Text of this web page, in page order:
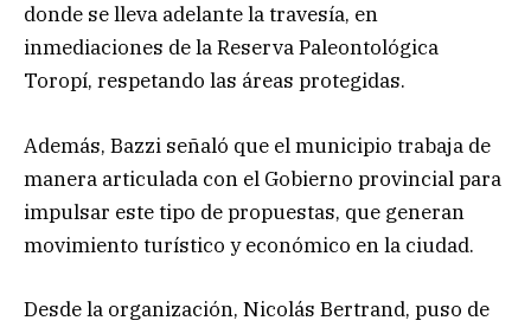
donde se lleva adelante la travesía, en
inmediaciones de la Reserva Paleontológica
Toropí, respetando las áreas protegidas.
Además, Bazzi señaló que el municipio trabaja de
manera articulada con el Gobierno provincial para
impulsar este tipo de propuestas, que generan
movimiento turístico y económico en la ciudad.
Desde la organización, Nicolás Bertrand, puso de